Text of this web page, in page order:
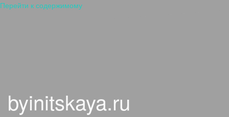
Перейти к содержимому
byinitskaya.ru